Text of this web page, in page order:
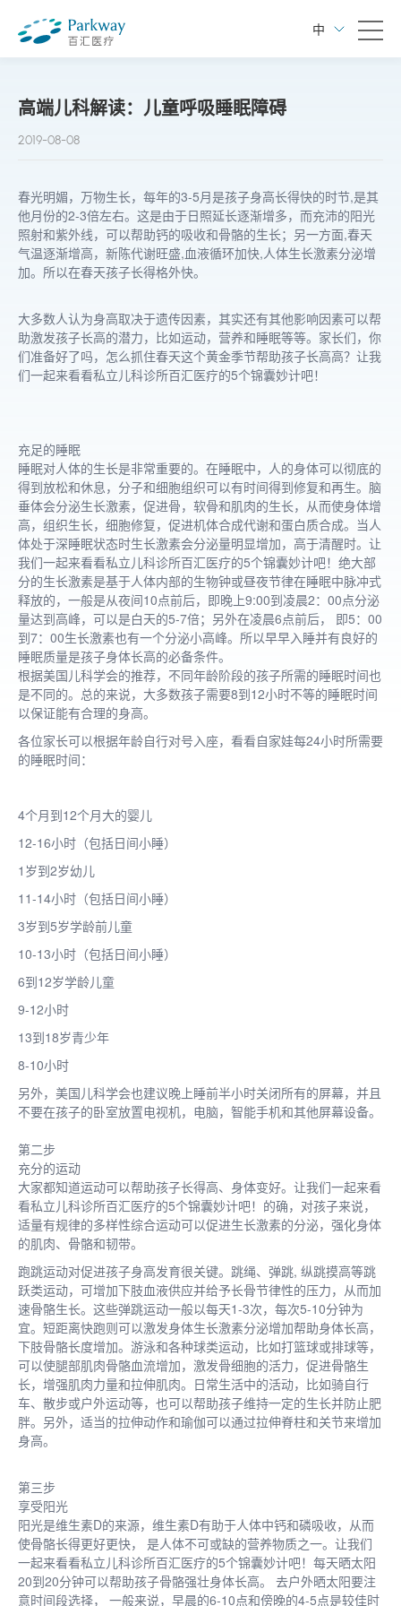
中
高端儿科解读：儿童呼吸睡眠障碍
2019-08-08
春光明媚，万物生长，每年的3-5月是孩子身高长得快的时节,是其
他月份的2-3倍左右。这是由于日照延长逐渐增多，而充沛的阳光
照射和紫外线，可以帮助钙的吸收和骨骼的生长；另一方面,春天
气温逐渐增高，新陈代谢旺盛,血液循环加快,人体生长激素分泌增
加。所以在春天孩子长得格外快。
大多数人认为身高取决于遗传因素，其实还有其他影响因素可以帮
助激发孩子长高的潜力，比如运动，营养和睡眠等等。家长们，你
们准备好了吗，怎么抓住春天这个黄金季节帮助孩子长高高？让我
们一起来看看私立儿科诊所百汇医疗的5个锦囊妙计吧！
充足的睡眠
睡眠对人体的生长是非常重要的。在睡眠中，人的身体可以彻底的
得到放松和休息，分子和细胞组织可以有时间得到修复和再生。脑
垂体会分泌生长激素，促进骨，软骨和肌肉的生长，从而使身体增
高，组织生长，细胞修复，促进机体合成代谢和蛋白质合成。当人
体处于深睡眠状态时生长激素会分泌量明显增加，高于清醒时。让
我们一起来看看私立儿科诊所百汇医疗的5个锦囊妙计吧！绝大部
分的生长激素是基于人体内部的生物钟或昼夜节律在睡眠中脉冲式
释放的，一般是从夜间10点前后，即晚上9:00到凌晨2：00点分泌
量达到高峰，可以是白天的5-7倍；另外在凌晨6点前后， 即5：00
到7：00生长激素也有一个分泌小高峰。所以早早入睡并有良好的
睡眠质量是孩子身体长高的必备条件。
根据美国儿科学会的推荐，不同年龄阶段的孩子所需的睡眠时间也
是不同的。总的来说，大多数孩子需要8到12小时不等的睡眠时间
以保证能有合理的身高。
各位家长可以根据年龄自行对号入座，看看自家娃每24小时所需要
的睡眠时间：
4个月到12个月大的婴儿
12-16小时（包括日间小睡）
1岁到2岁幼儿
11-14小时（包括日间小睡）
3岁到5岁学龄前儿童
10-13小时（包括日间小睡）
6到12岁学龄儿童
9-12小时
13到18岁青少年
8-10小时
另外，美国儿科学会也建议晚上睡前半小时关闭所有的屏幕，并且
不要在孩子的卧室放置电视机，电脑，智能手机和其他屏幕设备。
第二步
充分的运动
大家都知道运动可以帮助孩子长得高、身体变好。让我们一起来看
看私立儿科诊所百汇医疗的5个锦囊妙计吧！的确，对孩子来说，
适量有规律的多样性综合运动可以促进生长激素的分泌，强化身体
的肌肉、骨骼和韧带。
跑跳运动对促进孩子身高发育很关键。跳绳、弹跳, 纵跳摸高等跳
跃类运动，可增加下肢血液供应并给予长骨节律性的压力，从而加
速骨骼生长。这些弹跳运动一般以每天1-3次，每次5-10分钟为
宜。短距离快跑则可以激发身体生长激素分泌增加帮助身体长高，
下肢骨骼长度增加。游泳和各种球类运动，比如打篮球或排球等，
可以使腿部肌肉骨骼血流增加，激发骨细胞的活力，促进骨骼生
长，增强肌肉力量和拉伸肌肉。日常生活中的活动，比如骑自行
车、散步或户外运动等，也可以帮助孩子维持一定的生长并防止肥
胖。另外，适当的拉伸动作和瑜伽可以通过拉伸脊柱和关节来增加
身高。
第三步
享受阳光
阳光是维生素D的来源，维生素D有助于人体中钙和磷吸收，从而
使骨骼长得更好更快， 是人体不可或缺的营养物质之一。让我们
一起来看看私立儿科诊所百汇医疗的5个锦囊妙计吧！每天晒太阳
20到20分钟可以帮助孩子骨骼强壮身体长高。 去户外晒太阳要注
意时间段选择， 一般来说，早晨的6-10点和傍晚的4-5点是较佳时